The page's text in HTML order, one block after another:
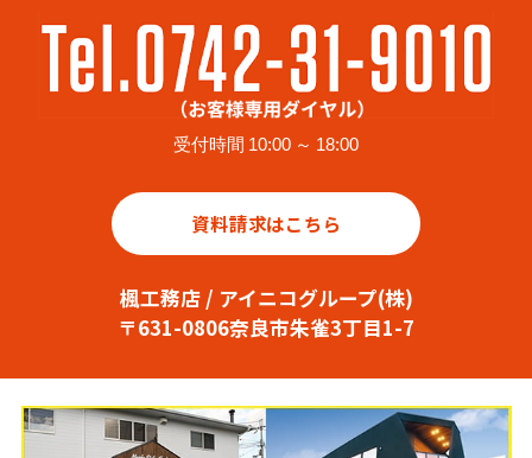
受付時間 10:00 ～ 18:00
資料請求はこちら
楓工務店 / アイニコグループ(株)
〒631-0806奈良市朱雀3丁目1-7